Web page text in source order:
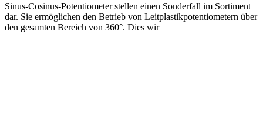
Sinus-Cosinus-Potentiometer stellen einen Sonderfall im Sortiment
dar. Sie ermöglichen den Betrieb von Leitplastikpotentiometern über
den gesamten Bereich von 360°. Dies wir